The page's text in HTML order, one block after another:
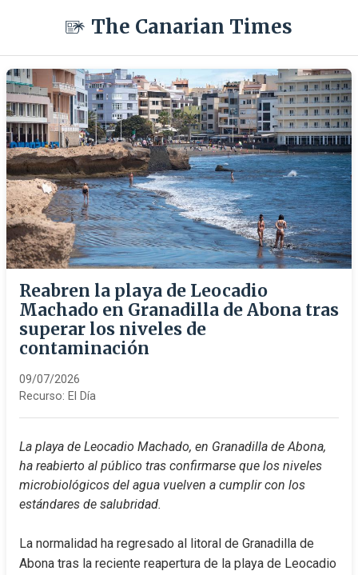
The Canarian Times
Reabren la playa de Leocadio
Machado en Granadilla de Abona tras
superar los niveles de
contaminación
09/07/2026
Recurso: El Día
La playa de Leocadio Machado, en Granadilla de Abona,
ha reabierto al público tras confirmarse que los niveles
microbiológicos del agua vuelven a cumplir con los
estándares de salubridad.
La normalidad ha regresado al litoral de Granadilla de
Abona tras la reciente reapertura de la playa de Leocadio